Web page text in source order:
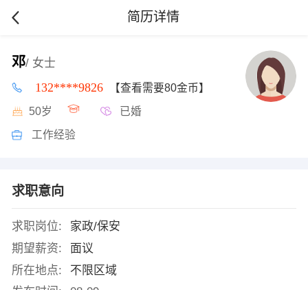
简历详情
邓/ 女士
132****9826 【查看需要80金币】
50岁 已婚
工作经验
求职意向
求职岗位:
家政/保安
期望薪资:
面议
所在地点:
不限区域